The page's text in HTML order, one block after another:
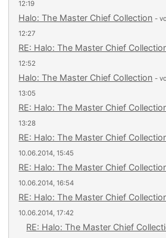
12:19
Halo: The Master Chief Collection -
12:27
RE: Halo: The Master Chief
12:52
Halo: The Master Chief Collection -
13:05
RE: Halo: The Master Chief
13:28
RE: Halo: The Master Chief
10.06.2014, 15:45
RE: Halo: The Master Chief
10.06.2014, 16:54
RE: Halo: The Master Chief
10.06.2014, 17:42
RE: Halo: The Master Chief